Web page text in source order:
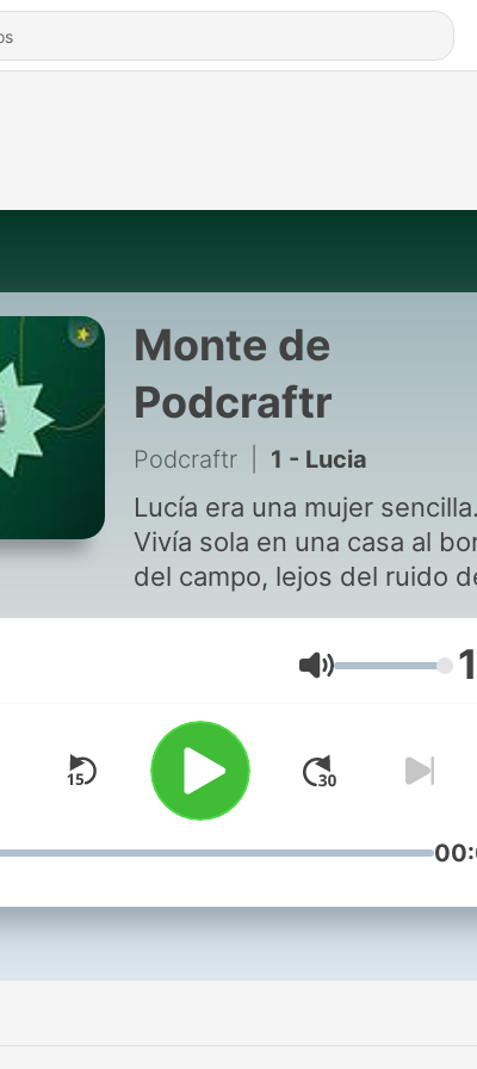
Monte de
Podcraftr
Podcraftr 1 - Lucia
Lucía era una mujer sencilla.
Vivía sola en una casa al
del campo, lejos del ruido
ciudad, rodeada de
y silencio. Tenía veintinueve
años y trabajaba desde
No creía en fantasmas, ni en
cosas extrañas. Nunca le
pasado nada fuera de lo
normal. Su vida era tranquila,
incluso rutinaria. Pero todo
como cualquier otra.
Ese día por la tarde,
Volume 1